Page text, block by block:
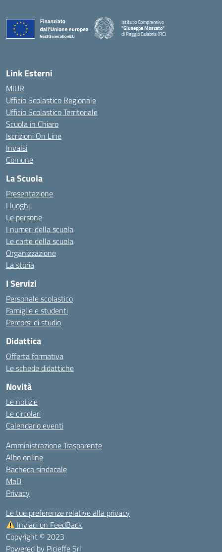
Istituto Comprensivo
"Giuseppe Moscato"
di Reggio Calabria (RC)
— Visita la pagina iniziale della scuola
Link Esterni
MIUR
Ufficio Scolastico Regionale
Ufficio Scolastico Territoriale
Scuola in Chiaro
Iscrizioni On Line
Invalsi
Comune
La Scuola
Presentazione
I luoghi
Le persone
I numeri della scuola
Le carte della scuola
Organizzazione
La storia
I Servizi
Personale scolastico
Famiglie e studenti
Percorsi di studio
Didattica
Offerta formativa
Le schede didattiche
Novità
Le notizie
Le circolari
Calendario eventi
Amministrazione Trasparente
Albo online
Bacheca sindacale
MaD
Privacy
Le tue preferenze relative alla privacy
Inviaci un FeedBack
Copyright © 2023
Powered by Picieffe Srl